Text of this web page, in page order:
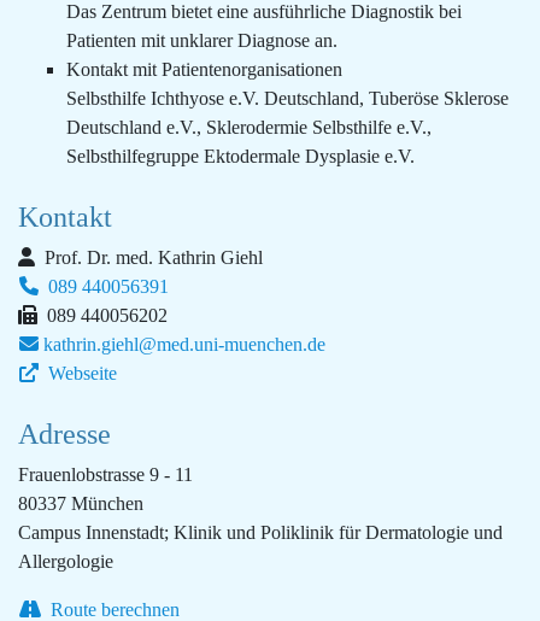
Das Zentrum bietet eine ausführliche Diagnostik bei
Patienten mit unklarer Diagnose an.
Kontakt mit Patientenorganisationen
Selbsthilfe Ichthyose e.V. Deutschland, Tuberöse Sklerose
Deutschland e.V., Sklerodermie Selbsthilfe e.V.,
Selbsthilfegruppe Ektodermale Dysplasie e.V.
Kontakt
Prof. Dr. med. Kathrin Giehl
089 440056391
089 440056202
kathrin.giehl@med.uni-muenchen.de
Webseite
Adresse
Frauenlobstrasse 9 - 11
80337 München
Campus Innenstadt; Klinik und Poliklinik für Dermatologie und
Allergologie
Route berechnen